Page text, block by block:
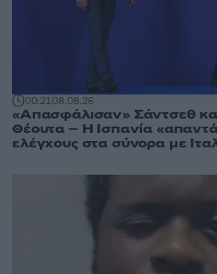
00:2108.08.26
«Απασφάλισαν» Σάντσεθ
Θέουτα – Η Ισπανία
ελέγχους στα σύνορα με